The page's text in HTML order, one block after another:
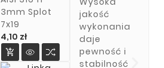
3mm Splot
7x19
4,10 złCena

jakość
wykonania
daje
pewność i
stabilność